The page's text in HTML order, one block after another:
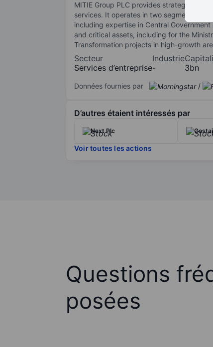
MITIE Group PLC provides strategic
services. It operates in two segments
including expertise in Central
and critical assets, including for the
Transformation projects in high-growth
Secteur
Services d’entreprise
Industrie
-
3bn
Données fournies par /
D’autres étaient intéressés par
Next Plc
Voir toutes les actions
Questions
posées